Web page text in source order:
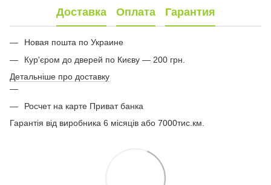
Доставка Оплата Гарантия
Новая пошта по Украине
Кур'єром до дверей по Києву — 200 грн.
Детальніше про доставку
Росчет на карте Приват банка
Гарантія від виробника 6 місяців або 7000тис.км.